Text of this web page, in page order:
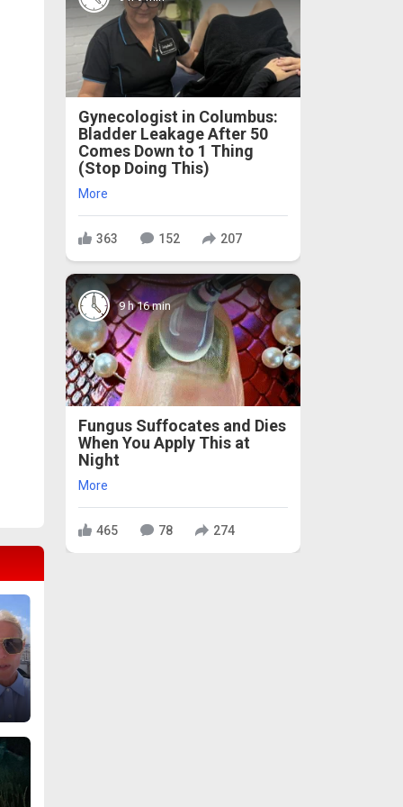
Gynecologist in Columbus:
Bladder Leakage After 50
Comes Down to 1 Thing
(Stop Doing This)
More
363 152 207
9 h 16 min
Fungus Suffocates and Dies
When You Apply This at
Night
More
465 78 274